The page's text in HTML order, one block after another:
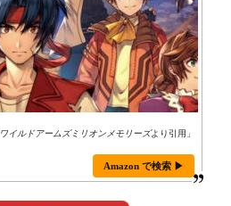
ワイルドアームズミリオンメモリーズより引用」
Amazon で検索 ▶